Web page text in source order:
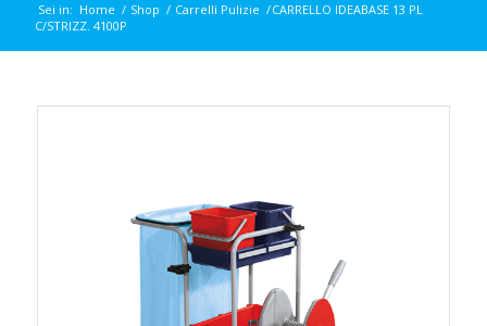
Sei in: Home / Shop / Carrelli Pulizie /CARRELLO IDEABASE 13 PL
C/STRIZZ. 4100P